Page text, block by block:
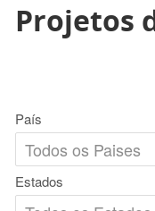
Projetos
País
Estados